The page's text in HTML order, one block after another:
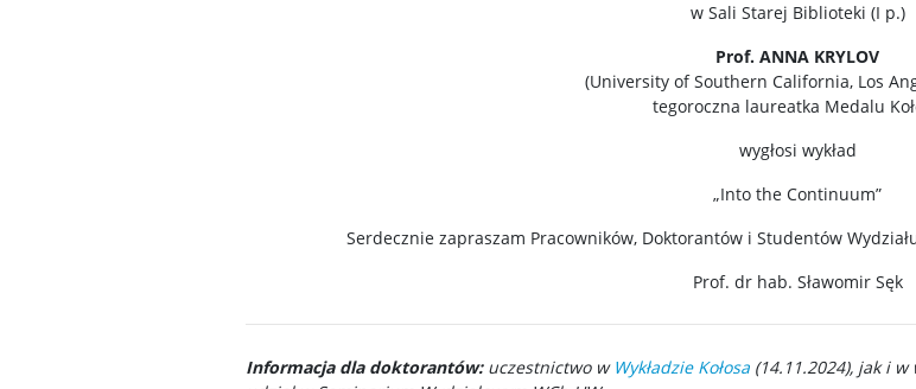
w Sali Starej Biblioteki (I p.)
Prof. ANNA KRYLOV
(University of Southern California, Los
tegoroczna laureatka Medalu
wygłosi wykład
„Into the Continuum”
Serdecznie zapraszam Pracowników, Doktorantów i Studentów
Prof. dr hab. Sławomir Sęk
Informacja dla doktorantów:uczestnictwo w Wykładzie Kołosa (14.11.2024), jak i